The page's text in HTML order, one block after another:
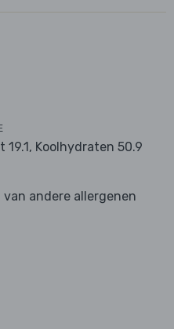
19.1, Koolhydraten 50.9
van andere allergenen